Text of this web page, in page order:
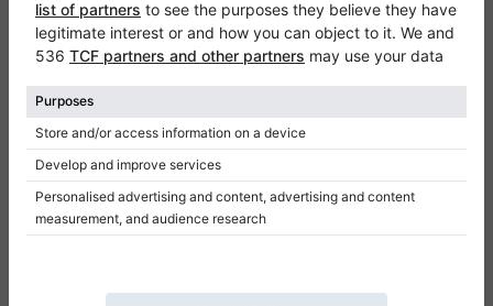
Klaviano
Kontakt
Über Uns
Referenz hinterlassen
Nutzungsbedingungen